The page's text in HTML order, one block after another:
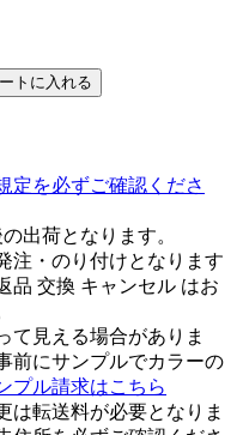
定を必ずご確認くださ
出荷となります。
注・のり付けとなります
品 交換 キャンセル はお
て見える場合がありま
前にサンプルでカラーの
プル請求はこちら
は転送料が必要となりま